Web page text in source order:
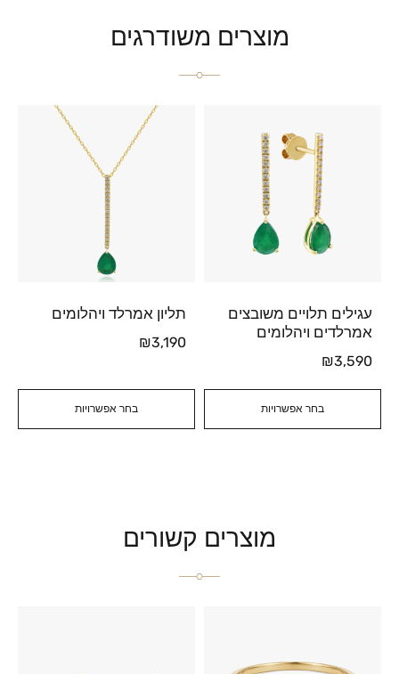
מוצרים משודרגים
בחר אפשרויות
עגילים תלויים משובצים
אמרלדים ויהלומים
₪3,590
בחר אפשרויות
תליון אמרלד ויהלומים
₪3,190
מוצרים קשורים